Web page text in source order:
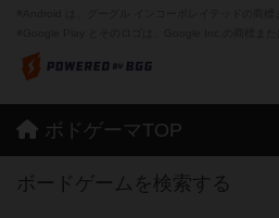
ボドゲーマTOP
ボードゲームを検索する